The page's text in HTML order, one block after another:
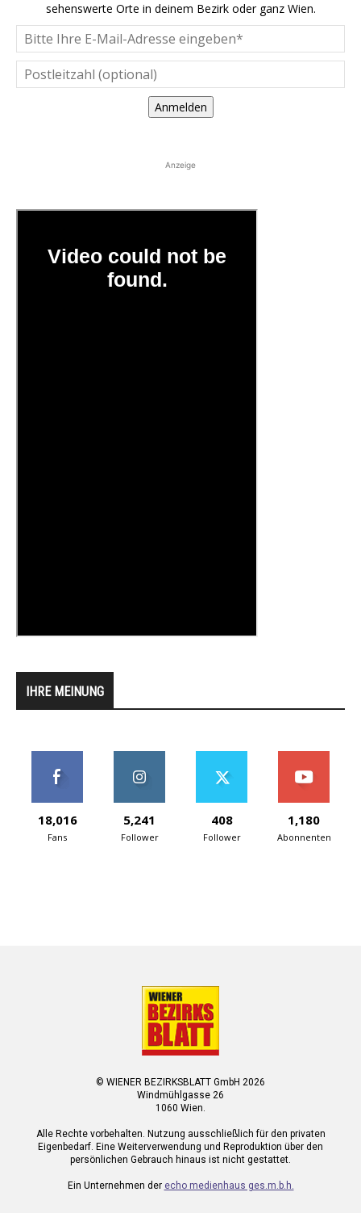
sehenswerte Orte in deinem Bezirk oder ganz Wien.
Anmelden
Anzeige
IHRE MEINUNG
18,016
Fans
5,241
Follower
408
Follower
1,180
Abonnenten
© WIENER BEZIRKSBLATT GmbH 2026
Windmühlgasse 26
1060 Wien.
Alle Rechte vorbehalten. Nutzung ausschließlich für den privaten
Eigenbedarf. Eine Weiterverwendung und Reproduktion über den
persönlichen Gebrauch hinaus ist nicht gestattet.
Ein Unternehmen der echo medienhaus ges.m.b.h.